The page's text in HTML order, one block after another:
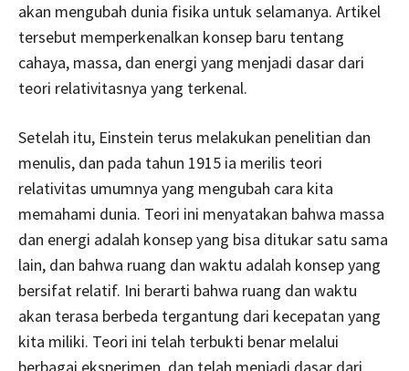
akan mengubah dunia fisika untuk selamanya. Artikel
tersebut memperkenalkan konsep baru tentang
cahaya, massa, dan energi yang menjadi dasar dari
teori relativitasnya yang terkenal.
Setelah itu, Einstein terus melakukan penelitian dan
menulis, dan pada tahun 1915 ia merilis teori
relativitas umumnya yang mengubah cara kita
memahami dunia. Teori ini menyatakan bahwa massa
dan energi adalah konsep yang bisa ditukar satu sama
lain, dan bahwa ruang dan waktu adalah konsep yang
bersifat relatif. Ini berarti bahwa ruang dan waktu
akan terasa berbeda tergantung dari kecepatan yang
kita miliki. Teori ini telah terbukti benar melalui